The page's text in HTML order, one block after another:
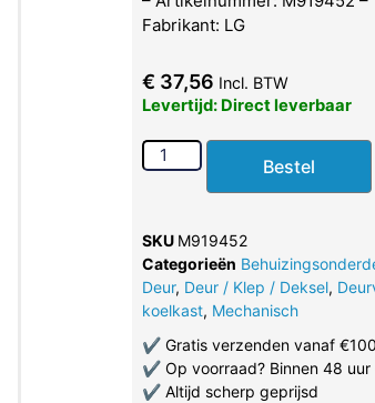
Fabrikant: LG
€ 37,56 Incl. BTW
Levertijd: Direct leverbaar
Bestel
SKU M919452
Categorieën
Deur, Deur / Klep / Deksel,
koelkast, Mechanisch
✔Gratis verzenden vanaf €100
✔Op voorraad? Binnen 48 uur
✔Altijd scherp geprijsd